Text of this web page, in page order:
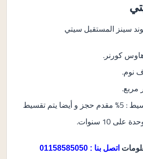
كورنر.
طرق الدفع والتقسيط : 5% مقدم حجز و أيضا يتم تقسيط
10 سنوات.
اتصل بنا : 01158585050